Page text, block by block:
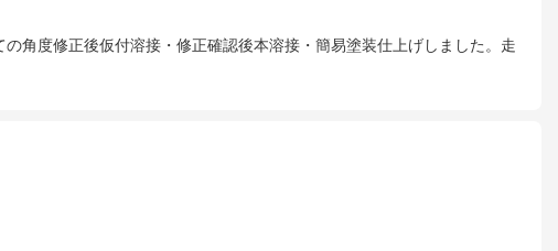
角度修正後仮付溶接・修正確認後本溶接・簡易塗装仕上げしました。走